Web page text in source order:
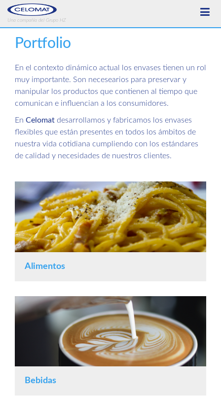
Una compañía del Grupo HZ
Portfolio
En el contexto dinámico actual los envases tienen un rol
muy importante. Son necesearios para preservar y
manipular los productos que contienen al tiempo que
comunican e influencian a los consumidores.
En Celomat desarrollamos y fabricamos los envases
flexibles que están presentes en todos los ámbitos de
nuestra vida cotidiana cumpliendo con los estándares
de calidad y necesidades de nuestros clientes.
Alimentos
Bebidas